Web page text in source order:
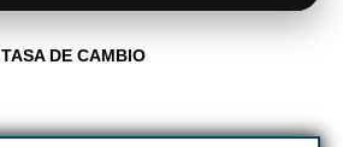
TASA DE CAMBIO